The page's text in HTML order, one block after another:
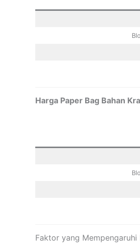
Harga Paper Bag Bahan
Faktor yang